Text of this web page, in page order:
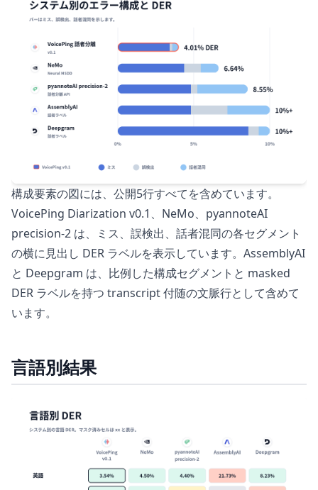
構成要素の図には、公開5行すべてを含めています。
VoicePing Diarization v0.1、NeMo、pyannoteAI
precision-2 は、ミス、誤検出、話者混同の各セグメント
の横に見出し DER ラベルを表示しています。AssemblyAI
と Deepgram は、比例した構成セグメントと masked
DER ラベルを持つ transcript 付随の文脈行として含めて
います。
言語別結果